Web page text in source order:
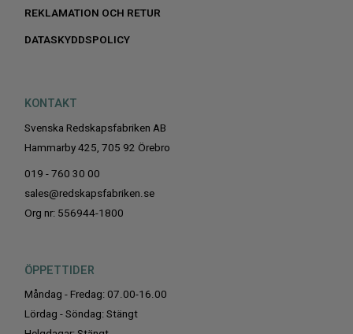
REKLAMATION OCH RETUR
DATASKYDDSPOLICY
KONTAKT
Svenska Redskapsfabriken AB
Hammarby 425, 705 92 Örebro
019 - 760 30 00
sales@redskapsfabriken.se
Org nr: 556944-1800
ÖPPETTIDER
Måndag - Fredag: 07.00-16.00
Lördag - Söndag: Stängt